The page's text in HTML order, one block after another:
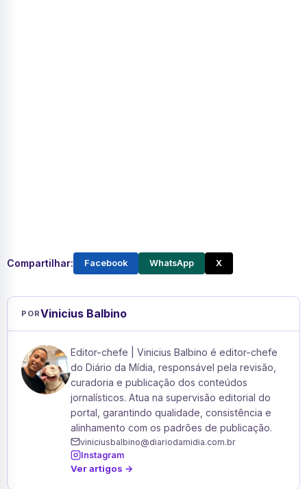
Compartilhar: Facebook WhatsApp X
PORVinicius Balbino
Editor-chefe | Vinicius Balbino é editor-chefe
do Diário da Mídia, responsável pela revisão,
curadoria e publicação dos conteúdos
jornalísticos. Atua na supervisão editorial do
portal, garantindo qualidade, consistência e
alinhamento com os padrões de publicação.
viniciusbalbino@diariodamidia.com.br
Instagram
Ver artigos →